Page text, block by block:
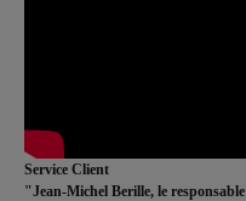
Service Client
"Jean-Michel Berille, le responsable